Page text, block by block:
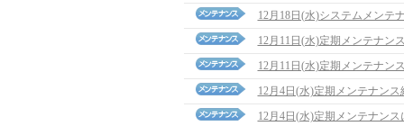
12月18日(水)システムメンテ
12月11日(水)定期メンテナン
12月11日(水)定期メンテナン
12月4日(水)定期メンテナン
12月4日(水)定期メンテナンス